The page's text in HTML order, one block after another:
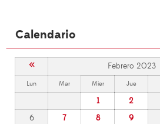
Calendario
« Febrero 2023
Lun Mar Mier Jue
1 2
6
7 8 9